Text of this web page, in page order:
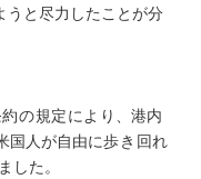
うと尽力したことが分
の規定によ り、港内
国人が自由に歩き回れ
した。